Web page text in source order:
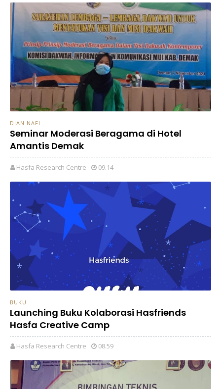
DIAN NAFI
Seminar Moderasi Beragama di Hotel
Amantis Demak
Hasfa Research Centre 09.14
BUKU
Launching Buku Kolaborasi Hasfriends
Hasfa Creative Camp
Hasfa Research Centre 08.59